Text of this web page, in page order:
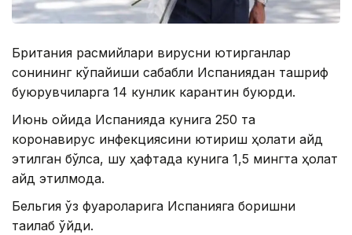
Британия расмийлари вирусни юқтирганлар
сонининг кўпайиши сабабли Испаниядан ташриф
буюрувчиларга 14 кунлик карантин буюрди.
Июнь ойида Испанияда кунига 250 та
коронавирус инфекциясини юқтириш ҳолати қайд
этилган бўлса, шу ҳафтада кунига 1,5 мингта ҳолат
қайд этилмоқда.
Бельгия ўз фуқароларига Испанияга боришни
тақиқлаб қўйди.